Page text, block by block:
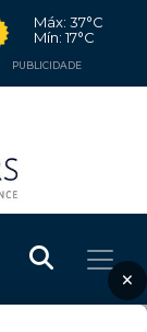
Máx: 37°C
Mín: 17°C
PUBLICIDADE
×